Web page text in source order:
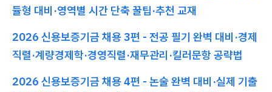
듈형 대비·영역별 시간 단축 꿀팁·추천 교재
2026 신용보증기금 채용 3편 - 전공 필기 완벽 대비·경제
직렬·계량경제학·경영직렬·재무관리·킬러문항 공략법
2026 신용보증기금 채용 4편 - 논술 완벽 대비·실제 기출